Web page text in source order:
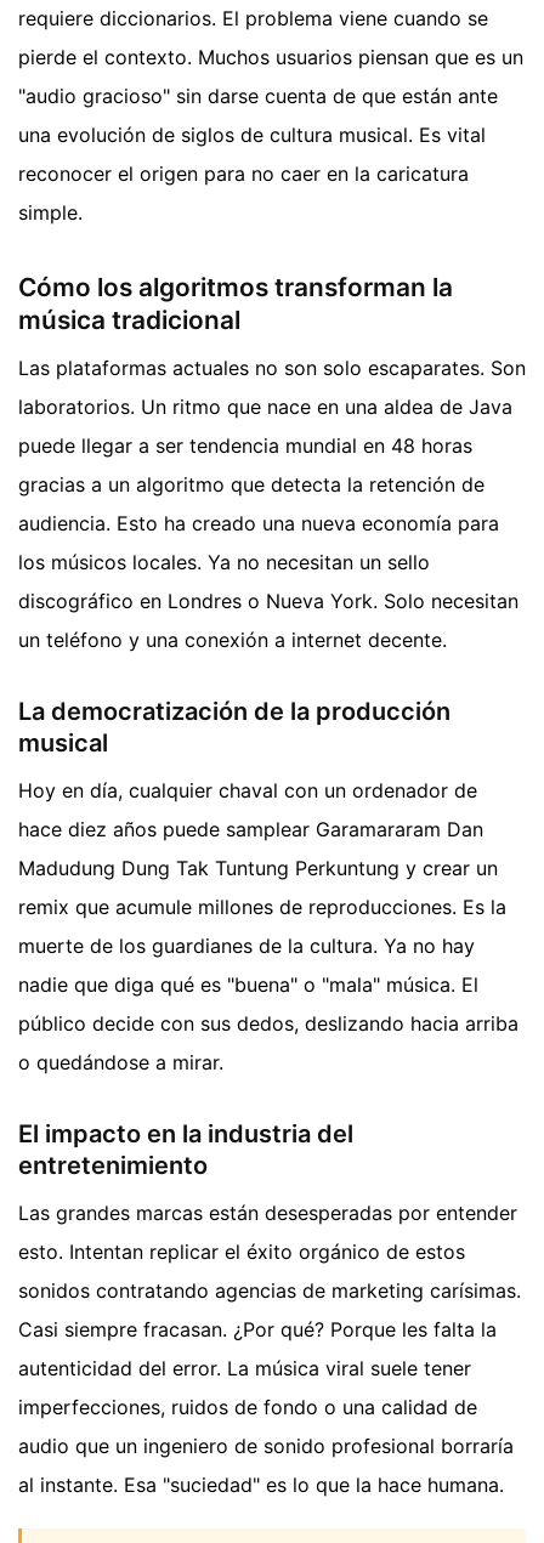
requiere diccionarios. El problema viene cuando se
pierde el contexto. Muchos usuarios piensan que es un
"audio gracioso" sin darse cuenta de que están ante
una evolución de siglos de cultura musical. Es vital
reconocer el origen para no caer en la caricatura
simple.
Cómo los algoritmos transforman la
música tradicional
Las plataformas actuales no son solo escaparates. Son
laboratorios. Un ritmo que nace en una aldea de Java
puede llegar a ser tendencia mundial en 48 horas
gracias a un algoritmo que detecta la retención de
audiencia. Esto ha creado una nueva economía para
los músicos locales. Ya no necesitan un sello
discográfico en Londres o Nueva York. Solo necesitan
un teléfono y una conexión a internet decente.
La democratización de la producción
musical
Hoy en día, cualquier chaval con un ordenador de
hace diez años puede samplear Garamararam Dan
Madudung Dung Tak Tuntung Perkuntung y crear un
remix que acumule millones de reproducciones. Es la
muerte de los guardianes de la cultura. Ya no hay
nadie que diga qué es "buena" o "mala" música. El
público decide con sus dedos, deslizando hacia arriba
o quedándose a mirar.
El impacto en la industria del
entretenimiento
Las grandes marcas están desesperadas por entender
esto. Intentan replicar el éxito orgánico de estos
sonidos contratando agencias de marketing carísimas.
Casi siempre fracasan. ¿Por qué? Porque les falta la
autenticidad del error. La música viral suele tener
imperfecciones, ruidos de fondo o una calidad de
audio que un ingeniero de sonido profesional borraría
al instante. Esa "suciedad" es lo que la hace humana.